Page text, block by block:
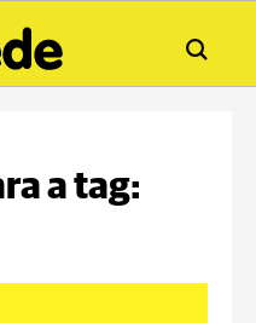
a tag: